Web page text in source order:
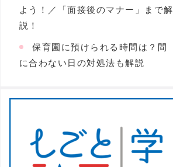
よう！／「面接後のマナー」まで解
説！
保育園に預けられる時間は？間
に合わない日の対処法も解説